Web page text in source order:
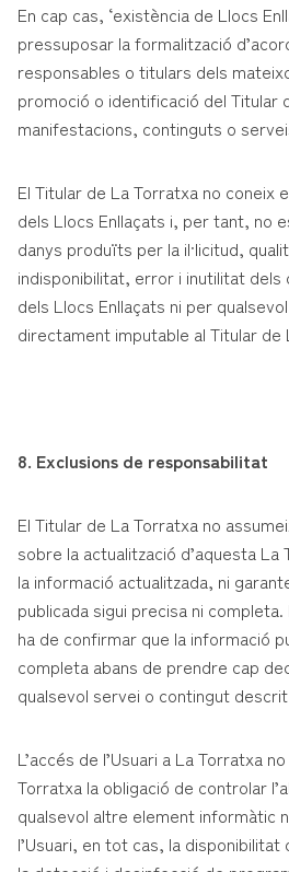
En cap cas, ‘existència de Llocs
pressuposar la formalització
responsables o titulars dels
promoció o identificació del Titular
manifestacions, continguts o
El Titular de La Torratxa no coneix
dels Llocs Enllaçats i, per tant, no
danys produïts per la il·licitud,
indisponibilitat, error i inutilitat
dels Llocs Enllaçats ni per
directament imputable al Titular de
8. Exclusions de responsabilitat
El Titular de La Torratxa no
sobre la actualització d’aquesta
la informació actualitzada, ni
publicada sigui precisa ni completa.
ha de confirmar que la informació
completa abans de prendre cap
qualsevol servei o contingut
L’accés de l’Usuari a La Torratxa
Torratxa la obligació de controlar
qualsevol altre element informàtic
l’Usuari, en tot cas, la disponibilitat